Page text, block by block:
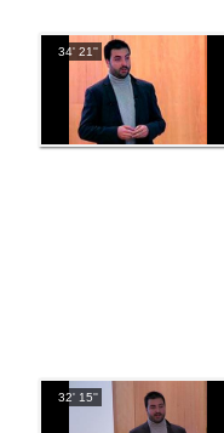
34' 21''
32' 15''